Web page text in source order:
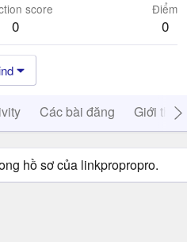
score
0
Điểm
0
Các bài đăng Giới thiệu
hồ sơ của linkpropropro.